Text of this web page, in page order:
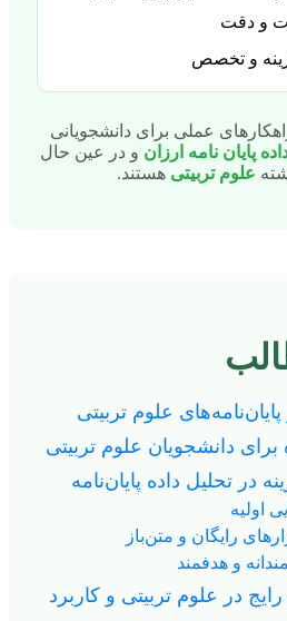
و دقت
و تخصص
عملی برای دانشجویانی
پایان نامه ارزان و در عین حال
علوم تربیتی هستند.
علوم تربیتی
دانشجویان علوم تربیتی
در تحلیل داده پایان‌نامه
اولیه
رایگان و متن‌باز
و هدفمند
در علوم تربیتی و کاربرد